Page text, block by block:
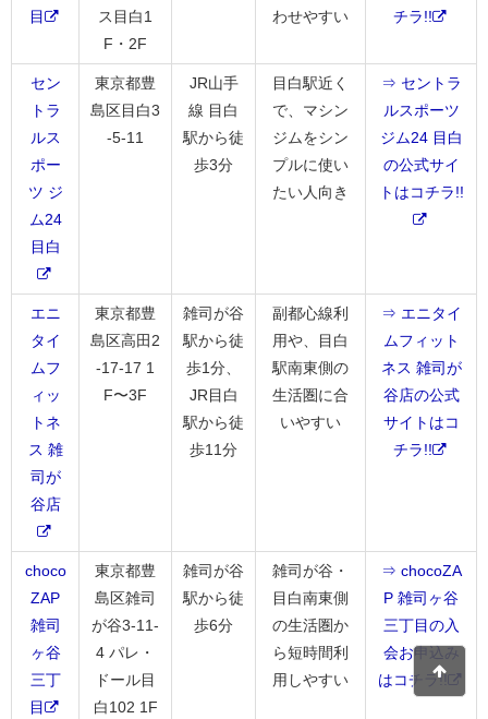
目
ス目白1
F・2F
わせやすい
チラ!!
セン
トラ
ルス
ポー
ツ ジ
ム24
目白
東京都豊
島区目白3
-5-11
JR山手
線 目白
駅から徒
歩3分
目白駅近く
で、マシン
ジムをシン
プルに使い
たい人向き
⇒ セントラ
ルスポーツ
ジム24 目白
の公式サイ
トはコチラ!!
エニ
タイ
ムフ
ィッ
トネ
ス 雑
司が
谷店
東京都豊
島区高田2
-17-17 1
F〜3F
雑司が谷
駅から徒
歩1分、
JR目白
駅から徒
歩11分
副都心線利
用や、目白
駅南東側の
生活圏に合
いやすい
⇒ エニタイ
ムフィット
ネス 雑司が
谷店の公式
サイトはコ
チラ!!
choco
ZAP
雑司
ヶ谷
三丁
目
東京都豊
島区雑司
が谷3-11-
4 パレ・
ドール目
白102 1F
雑司が谷
駅から徒
歩6分
雑司が谷・
目白南東側
の生活圏か
ら短時間利
用しやすい
⇒ chocoZA
P 雑司ヶ谷
三丁目の入
会お申込み
はコチラ!!